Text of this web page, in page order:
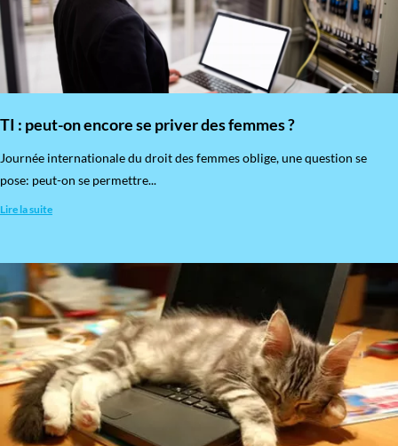
TI : peut-on encore se priver des femmes ?
​Journée internationale du droit des femmes oblige, une question se
pose: peut-on se permettre...
Lire la suite